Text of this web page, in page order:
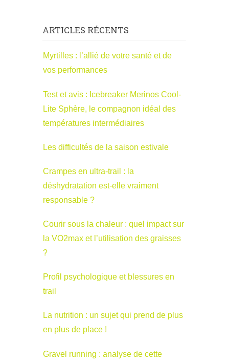
ARTICLES RÉCENTS
Myrtilles : l’allié de votre santé et de
vos performances
Test et avis : Icebreaker Merinos Cool-
Lite Sphère, le compagnon idéal des
températures intermédiaires
Les difficultés de la saison estivale
Crampes en ultra-trail : la
déshydratation est-elle vraiment
responsable ?
Courir sous la chaleur : quel impact sur
la VO2max et l’utilisation des graisses
?
Profil psychologique et blessures en
trail
La nutrition : un sujet qui prend de plus
en plus de place !
Gravel running : analyse de cette